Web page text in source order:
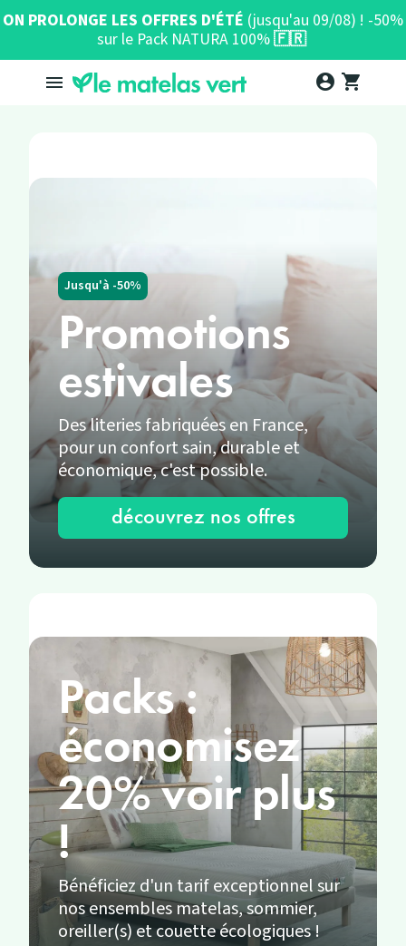
ON PROLONGE LES OFFRES D'ÉTÉ (jusqu'au 09/08) ! -50%
sur le Pack NATURA 100%🇫🇷
 shopping_cart
account_circle
Jusqu'à -50%
Promotions
estivales
Des literies fabriquées en France,
pour un confort sain, durable et
économique, c'est possible.
découvrez nos offres
Packs :
économisez
20% voir plus
!
Bénéficiez d'un tarif exceptionnel sur
nos ensembles matelas, sommier,
oreiller(s) et couette écologiques !